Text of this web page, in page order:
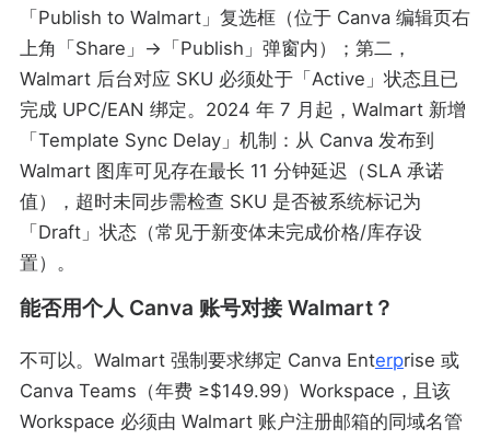
「Publish to Walmart」复选框（位于 Canva 编辑页右
上角「Share」→「Publish」弹窗内）；第二，
Walmart 后台对应 SKU 必须处于「Active」状态且已
完成 UPC/EAN 绑定。2024 年 7 月起，Walmart 新增
「Template Sync Delay」机制：从 Canva 发布到
Walmart 图库可见存在最长 11 分钟延迟（SLA 承诺
值），超时未同步需检查 SKU 是否被系统标记为
「Draft」状态（常见于新变体未完成价格/库存设
置）。
能否用个人 Canva 账号对接 Walmart？
不可以。Walmart 强制要求绑定 Canva Enterprise 或
Canva Teams（年费 ≥$149.99）Workspace，且该
Workspace 必须由 Walmart 账户注册邮箱的同域名管